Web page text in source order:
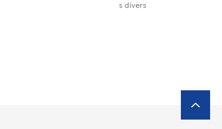
s divers